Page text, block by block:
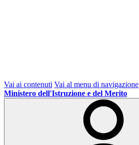
Vai ai contenuti Vai al menu di navigazione
Ministero dell'Istruzione e del Merito